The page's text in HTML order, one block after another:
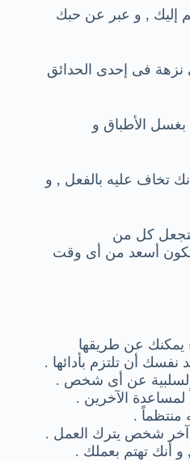
إليك , و عبر عن حبك
نزهة فى إحدى الحدائق
الأطباق و
تخاف عليه بالفعل , و
كل من
أسعد من أى وقت
يمكنك عن طريقها
أن تلتزم بأدائها .
السلبية عن أى شخص .
لمساعدة الآخرين .
منتظماً .
آخر شخص يترك العمل .
و أنك تهتم بعملك .